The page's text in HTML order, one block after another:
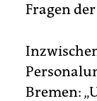
Fragen
Bremen: